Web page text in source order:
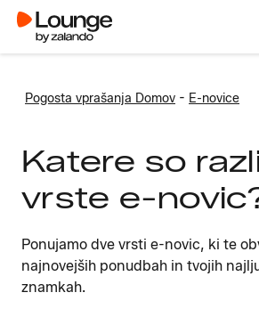
Pogosta vprašanja Domov - E-novice
Katere so
vrste e-
Ponujamo dve vrsti e-novic, ki te
najnovejših ponudbah in tvojih
znamkah.